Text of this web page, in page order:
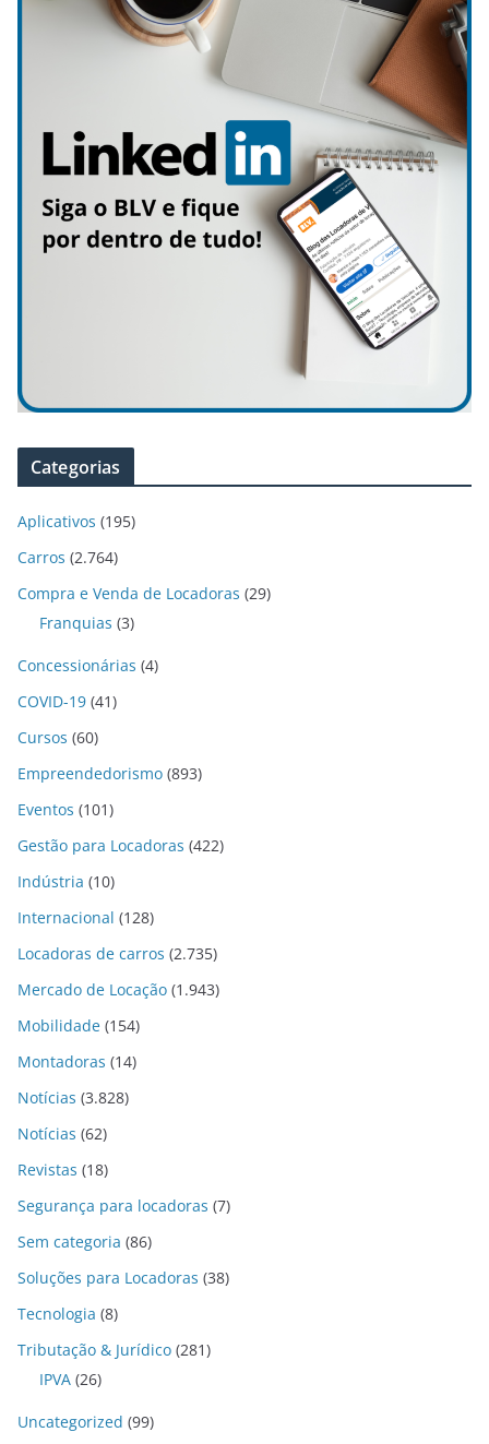
Categorias
Aplicativos (195)
Carros (2.764)
Compra e Venda de Locadoras (29)
Franquias (3)
Concessionárias (4)
COVID-19 (41)
Cursos (60)
Empreendedorismo (893)
Eventos (101)
Gestão para Locadoras (422)
Indústria (10)
Internacional (128)
Locadoras de carros (2.735)
Mercado de Locação (1.943)
Mobilidade (154)
Montadoras (14)
Notícias (3.828)
Notícias (62)
Revistas (18)
Segurança para locadoras (7)
Sem categoria (86)
Soluções para Locadoras (38)
Tecnologia (8)
Tributação & Jurídico (281)
IPVA (26)
Uncategorized (99)